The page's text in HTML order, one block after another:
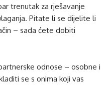
trenutak za rješavanje
Pitate li se dijelite li
– sada ćete dobiti
odnose – osobne i
se s onima koji vas